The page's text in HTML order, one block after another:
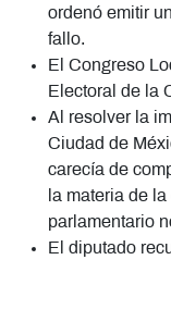
ordenó emitir
fallo.
El Congreso
Electoral de la
Al resolver la
Ciudad de
carecía de
la materia de
parlamentario
El diputado